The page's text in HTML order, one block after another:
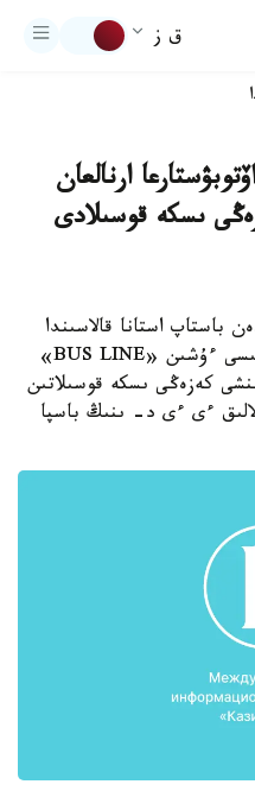
ق ز
ارنالعان
ىسكە قوسىلادى
- 26 -شىلدەدەن باستاپ استانا قالاسىندا
قالالىق قوعامدىق كولىكتىڭ قوزعالىسى ءۇشىن «BUS LINE»
كەزەڭى ىسكە قوسىلاتىن
ءى ءى د- ىنىڭ باسپا